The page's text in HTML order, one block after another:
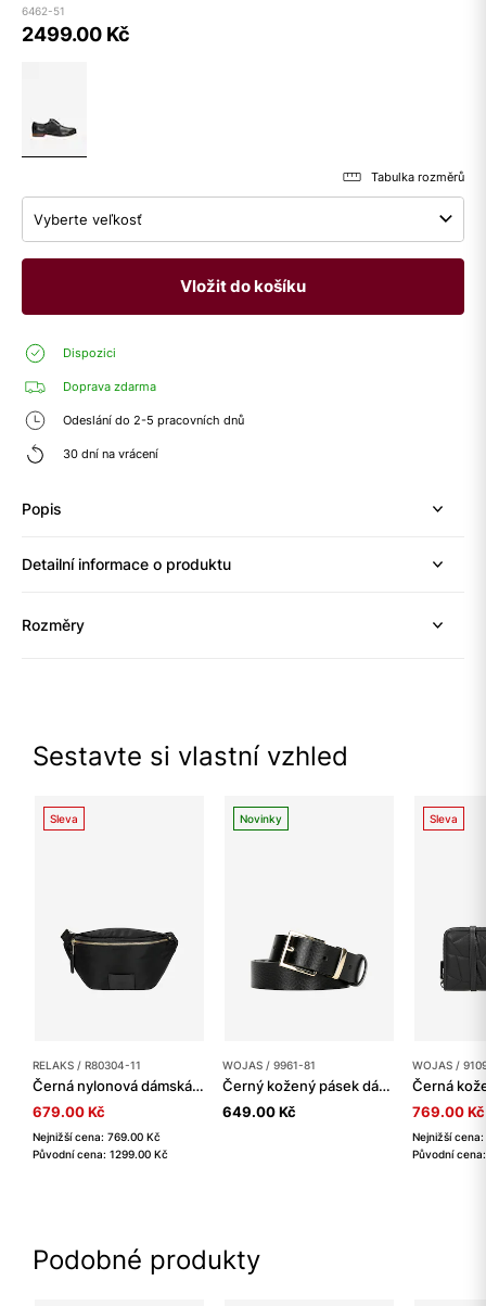
6462-51
2499.00 Kč
Tabulka rozměrů
Vyberte veľkosť
Vložit do košíku
Dispozici
Doprava zdarma
Odeslání do 2-5 pracovních dnů
30 dní na vrácení
Popis
Detailní informace o produktu
Rozměry
Sestavte si vlastní vzhled
Sleva
RELAKS / R80304-11
Černá nylonová dámská ledvinka RELAKS
679.00 Kč
Nejnižší cena: 769.00 Kč
Původní cena: 1299.00 Kč
Novinky
WOJAS / 9961-81
Černý kožený pásek dámský se zlatou přezkou
649.00 Kč
Sleva
WOJAS /
769.00 Kč
Nejnižší
Původní
Podobné produkty